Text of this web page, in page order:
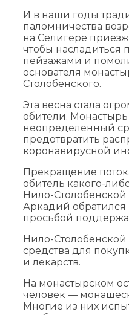
И в наши годы
паломничества
на Селигере
чтобы насладиться
пейзажами и
основателя
Столобенского.
Эта весна стала
обители.
неопределенный
предотвратить
коронавирусной
Прекращение
обитель какого-
Нило-
Аркадий
просьбой
Нило-Столобенской
средства для
и лекарств.
На монастырском
человек —
Многие из них